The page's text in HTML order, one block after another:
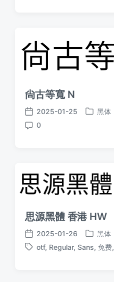
尙古等寬 N
发
布
2025-01-25
发
黑体
评
0
思源黑體 香港 HW
发
布
2025-01-26
发
布
黑体
标
otf, Regular, Sans, 免费,